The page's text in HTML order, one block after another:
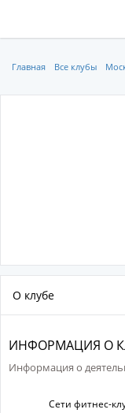
Главная Все клубы
О клубе
ИНФОРМАЦИЯ О
Информация о
Сети фитнес-